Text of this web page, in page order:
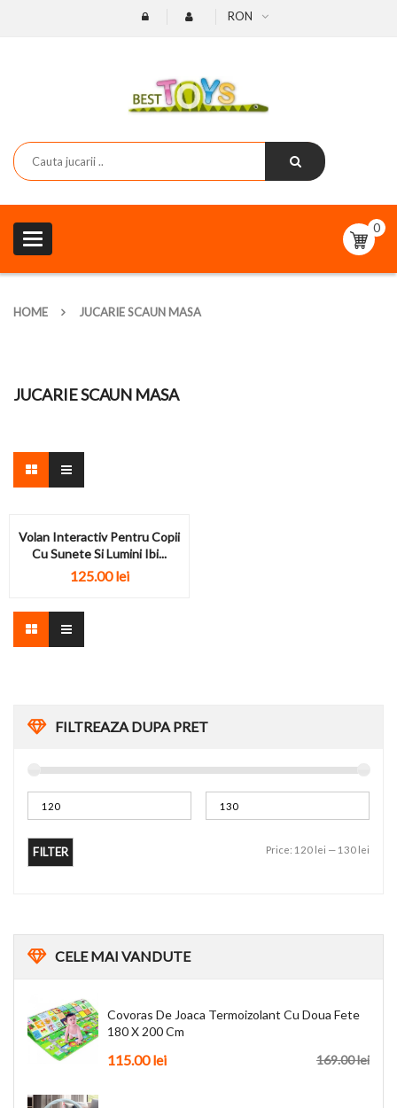
RON
Toggle
navigation
0
HOME JUCARIE SCAUN MASA
FILTREAZA DUPA PRET
FILTER Price: 120 lei — 130 lei
CELEMAI VANDUTE
Covoras De Joaca Termoizolant Cu Doua Fete
180 X 200 Cm
169.00lei
115.00lei
JUCARIE SCAUN MASA
Volan Interactiv Pentru Copii
Cu Sunete Si Lumini Ibi...
125.00lei